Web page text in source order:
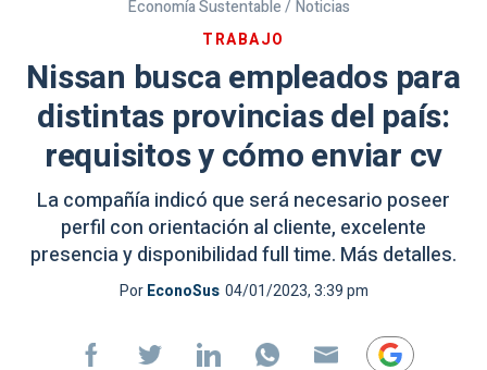
Economía Sustentable / Noticias
TRABAJO
Nissan busca empleados para
distintas provincias del país:
requisitos y cómo enviar cv
La compañía indicó que será necesario poseer
perfil con orientación al cliente, excelente
presencia y disponibilidad full time. Más detalles.
PorEconoSus 04/01/2023, 3:39 pm